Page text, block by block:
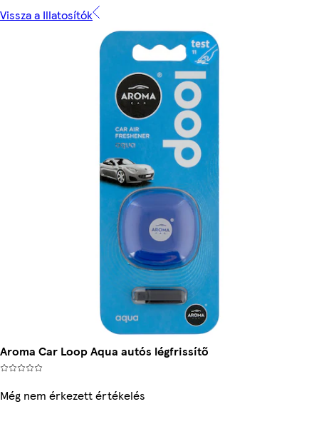
Vissza a Illatosítók
Aroma Car Loop Aqua autós légfrissítő
Még nem érkezett értékelés